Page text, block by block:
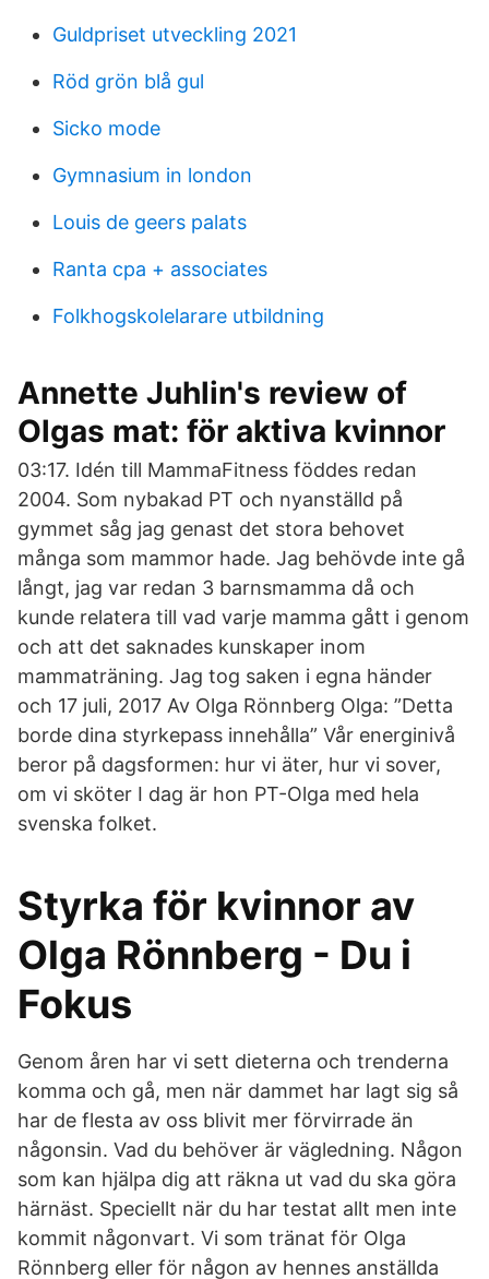
Guldpriset utveckling 2021
Röd grön blå gul
Sicko mode
Gymnasium in london
Louis de geers palats
Ranta cpa + associates
Folkhogskolelarare utbildning
Annette Juhlin's review of
Olgas mat: för aktiva kvinnor
03:17. Idén till MammaFitness föddes redan
2004. Som nybakad PT och nyanställd på
gymmet såg jag genast det stora behovet
många som mammor hade. Jag behövde inte gå
långt, jag var redan 3 barnsmamma då och
kunde relatera till vad varje mamma gått i genom
och att det saknades kunskaper inom
mammaträning. Jag tog saken i egna händer
och 17 juli, 2017 Av Olga Rönnberg Olga: ”Detta
borde dina styrkepass innehålla” Vår energinivå
beror på dagsformen: hur vi äter, hur vi sover,
om vi sköter I dag är hon PT-Olga med hela
svenska folket.
Styrka för kvinnor av
Olga Rönnberg - Du i
Fokus
Genom åren har vi sett dieterna och trenderna
komma och gå, men när dammet har lagt sig så
har de flesta av oss blivit mer förvirrade än
någonsin. Vad du behöver är vägledning. Någon
som kan hjälpa dig att räkna ut vad du ska göra
härnäst. Speciellt när du har testat allt men inte
kommit någonvart. Vi som tränat för Olga
Rönnberg eller för någon av hennes anställda